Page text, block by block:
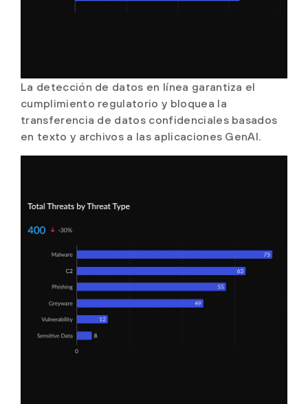
La detección de datos en línea garantiza el
cumplimiento regulatorio y bloquea la
transferencia de datos confidenciales basados
en texto y archivos a las aplicaciones GenAI.